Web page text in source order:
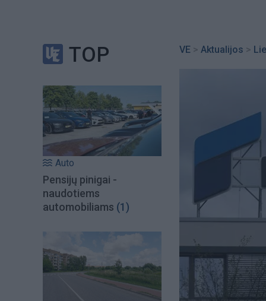
TOP
Auto
Pensijų pinigai -
naudotiems
automobiliams (1)
VE > Aktualijos >